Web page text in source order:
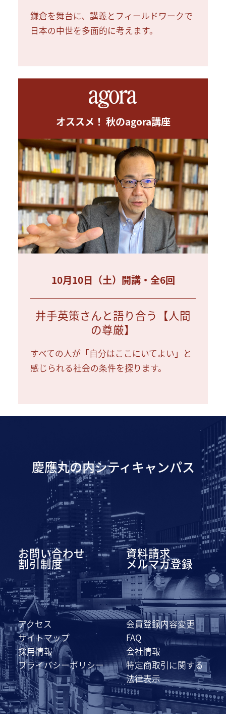
鎌倉を舞台に、講義とフィールドワークで
日本の中世を多面的に考えます。
オススメ！ 秋のagora講座
10月10日（土）開講・全6回
井手英策さんと語り合う【人間
の尊厳】
すべての人が「自分はここにいてよい」と
感じられる社会の条件を探ります。
慶應丸の内シティキャンパス
お問い合わせ 資料請求
割引制度 メルマガ登録
アクセス
会員登録内容変更
サイトマップ
FAQ
採用情報
会社情報
プライバシーポリシー
特定商取引に関する
法律表示